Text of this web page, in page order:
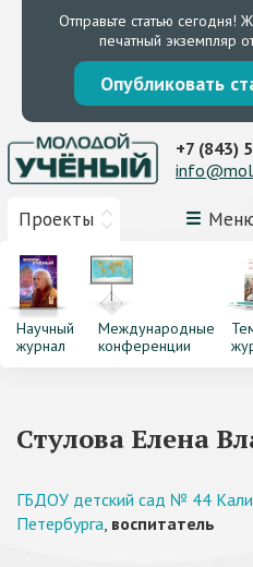
Отправьте статью сегодня!
печатный экземпляр
Опубликовать
Проекты
+7 (843)
Научный
журнал
Международные
конференции
Стулова Елена
ГБДОУ детский сад № 44
Петербурга, воспитатель